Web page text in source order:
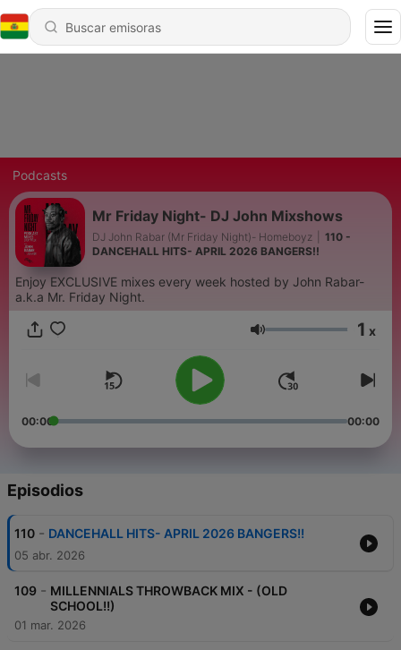
Podcasts
Mr Friday Night- DJ John Mixshows
DJ John Rabar (Mr Friday Night)- Homeboyz
110 -
DANCEHALL HITS- APRIL 2026 BANGERS!!
Enjoy EXCLUSIVE mixes every week hosted by John Rabar-
a.k.a Mr. Friday Night.
Volumen 1 x
00:00 00:00
Episodios
110 - DANCEHALL HITS- APRIL 2026 BANGERS!!
05 abr. 2026
109 - MILLENNIALS THROWBACK MIX - (OLD
SCHOOL!!)
01 mar. 2026